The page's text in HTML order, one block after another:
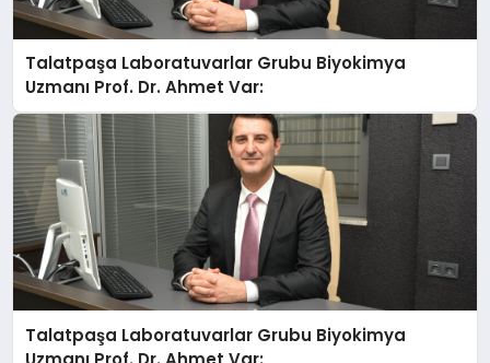
Talatpaşa Laboratuvarlar Grubu Biyokimya
Uzmanı Prof. Dr. Ahmet Var:
Talatpaşa Laboratuvarlar Grubu Biyokimya